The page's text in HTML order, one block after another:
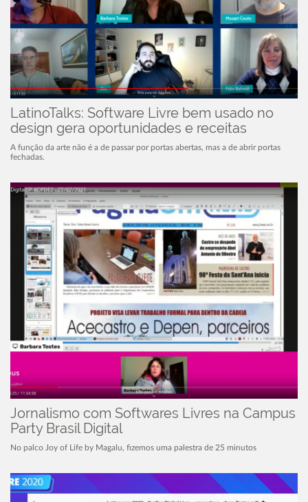
LatinoTalks: Software Livre bem usado no
design gera oportunidades e receitas
A função da arte não é a de passar por portas abertas, mas a de abrir portas
fechadas.
Jornalismo com Softwares Livres na Campus
Party Brasil Digital
No palco Joy of Life by Magalu, fizemos uma palestra de 25 minutos